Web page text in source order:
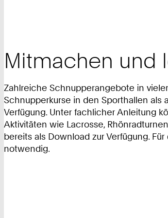
Mitmachen und
Zahlreiche Schnupperangebote in
Schnupperkurse in den Sporthallen als
Verfügung. Unter fachlicher Anleitung
Aktivitäten wie Lacrosse,
bereits als Download zur Verfügung.
notwendig.